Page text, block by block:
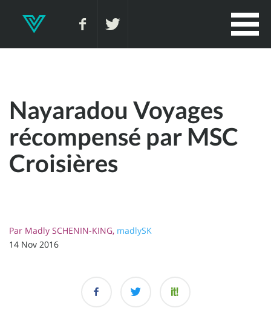
Nayaradou Voyages
récompensé par MSC
Croisières
Par Madly SCHENIN-KING, madlySK
14 Nov 2016